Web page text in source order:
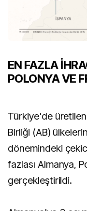
EN FAZLA
POLONYA VE
Türkiye'de
Birliği (AB)
dönemindeki
fazlası Almanya,
gerçekleştirildi.